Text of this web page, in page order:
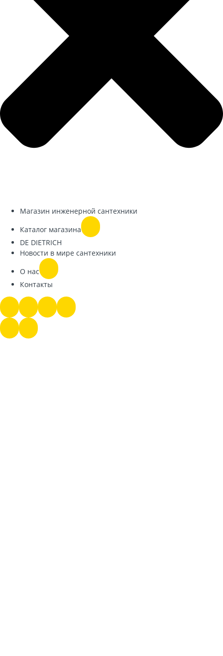
Магазин инженерной сантехники
Каталог магазина
DE DIETRICH
Новости в мире сантехники
О нас
Контакты